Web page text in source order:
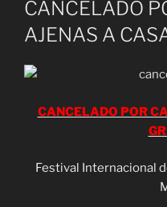
CANCELADO
AJENAS A
CANCELADO POR
Festival Internacional